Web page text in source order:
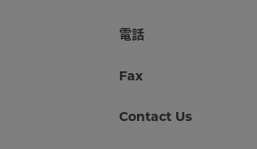
電話
Fax
Contact Us